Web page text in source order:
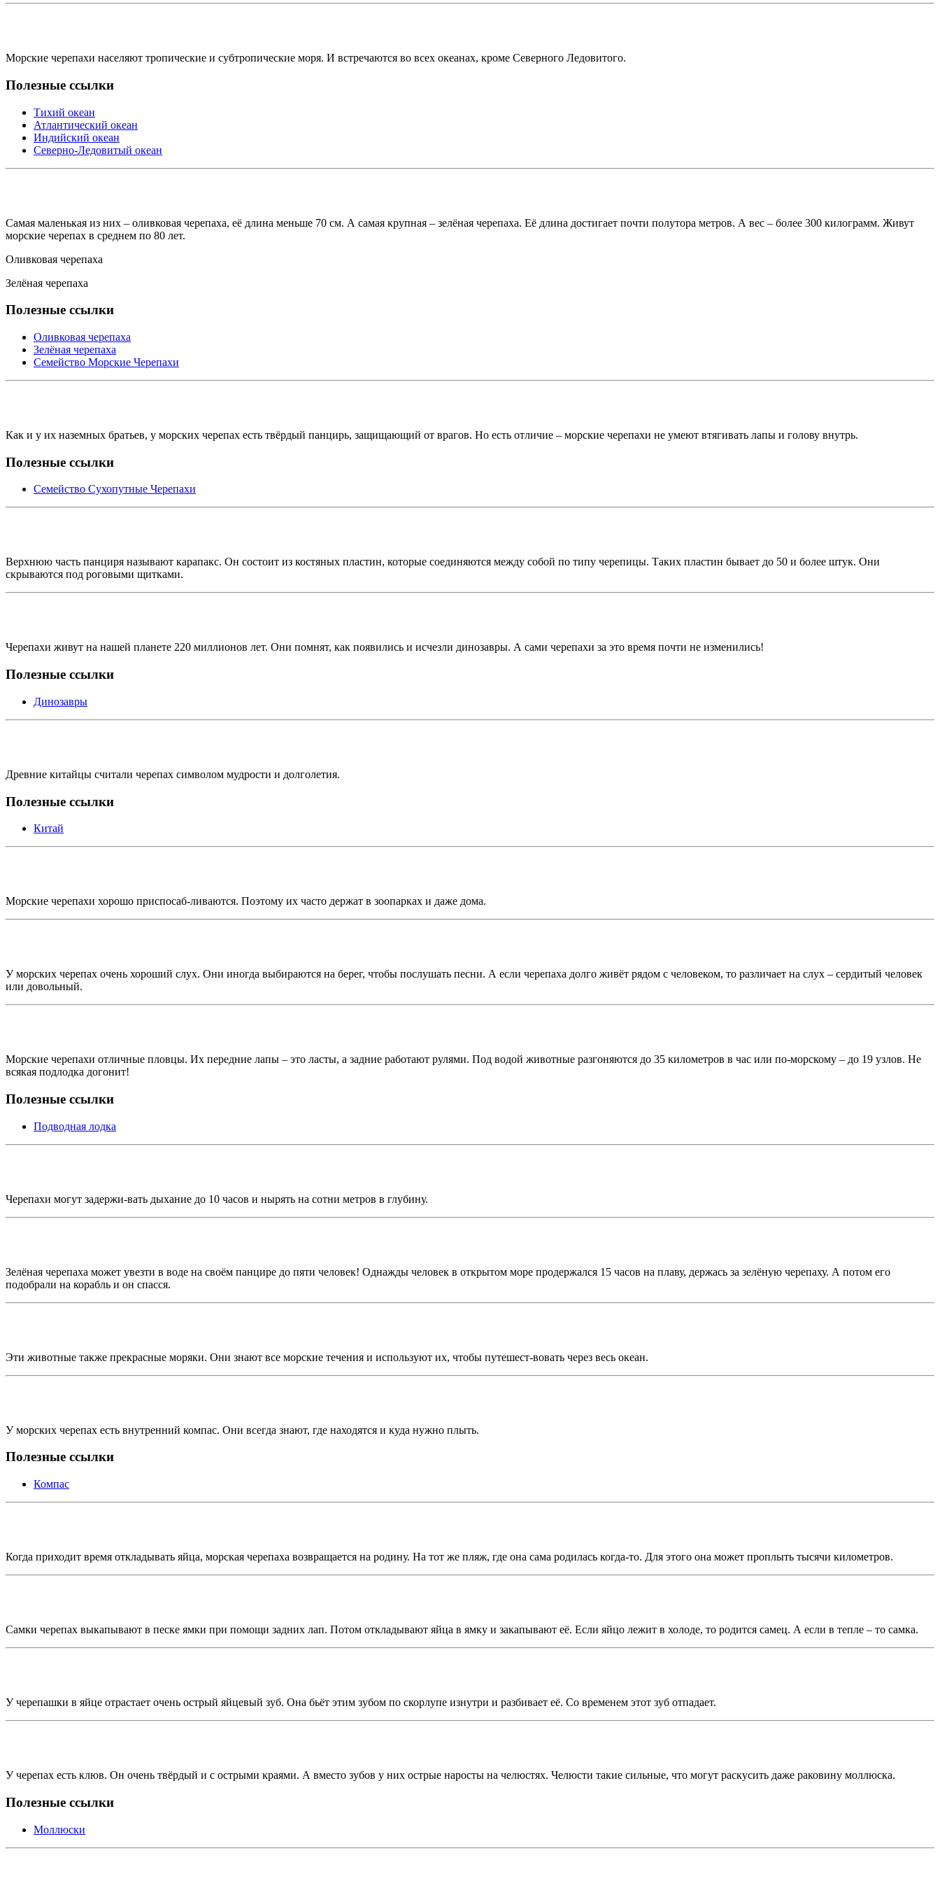
Морские черепахи населяют тропические и субтропические моря. И встречаются во всех океанах, кроме Северного Ледовитого.
Полезные ссылки
Тихий океан
Атлантический океан
Индийский океан
Северно-Ледовитый океан
Самая маленькая из них – оливковая черепаха, её длина меньше 70 см. А самая крупная – зелёная черепаха. Её длина достигает почти полутора метров. А вес – более 300 килограмм. Живут
морские черепах в среднем по 80 лет.
Оливковая черепаха
Зелёная черепаха
Полезные ссылки
Оливковая черепаха
Зелёная черепаха
Семейство Морские Черепахи
Как и у их наземных братьев, у морских черепах есть твёрдый панцирь, защищающий от врагов. Но есть отличие – морские черепахи не умеют втягивать лапы и голову внутрь.
Полезные ссылки
Семейство Сухопутные Черепахи
Верхнюю часть панциря называют карапакс. Он состоит из костяных пластин, которые соединяются между собой по типу черепицы. Таких пластин бывает до 50 и более штук. Они
скрываются под роговыми щитками.
Черепахи живут на нашей планете 220 миллионов лет. Они помнят, как появились и исчезли динозавры. А сами черепахи за это время почти не изменились!
Полезные ссылки
Динозавры
Древние китайцы считали черепах символом мудрости и долголетия.
Полезные ссылки
Китай
Морские черепахи хорошо приспосаб-ливаются. Поэтому их часто держат в зоопарках и даже дома.
У морских черепах очень хороший слух. Они иногда выбираются на берег, чтобы послушать песни. А если черепаха долго живёт рядом с человеком, то различает на слух – сердитый человек
или довольный.
Морские черепахи отличные пловцы. Их передние лапы – это ласты, а задние работают рулями. Под водой животные разгоняются до 35 километров в час или по-морскому – до 19 узлов. Не
всякая подлодка догонит!
Полезные ссылки
Подводная лодка
Черепахи могут задержи-вать дыхание до 10 часов и нырять на сотни метров в глубину.
Зелёная черепаха может увезти в воде на своём панцире до пяти человек! Однажды человек в открытом море продержался 15 часов на плаву, держась за зелёную черепаху. А потом его
подобрали на корабль и он спасся.
Эти животные также прекрасные моряки. Они знают все морские течения и используют их, чтобы путешест-вовать через весь океан.
У морских черепах есть внутренний компас. Они всегда знают, где находятся и куда нужно плыть.
Полезные ссылки
Компас
Когда приходит время откладывать яйца, морская черепаха возвращается на родину. На тот же пляж, где она сама родилась когда-то. Для этого она может проплыть тысячи километров.
Самки черепах выкапывают в песке ямки при помощи задних лап. Потом откладывают яйца в ямку и закапывают её. Если яйцо лежит в холоде, то родится самец. А если в тепле – то самка.
У черепашки в яйце отрастает очень острый яйцевый зуб. Она бьёт этим зубом по скорлупе изнутри и разбивает её. Со временем этот зуб отпадает.
У черепах есть клюв. Он очень твёрдый и с острыми краями. А вместо зубов у них острые наросты на челюстях. Челюсти такие сильные, что могут раскусить даже раковину моллюска.
Полезные ссылки
Моллюски